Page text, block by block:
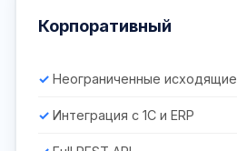
Корпоративный
Неограниченные исходящие
Интеграция с 1С и ERP